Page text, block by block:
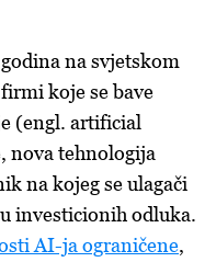
na svjetskom
koje se bave
(engl. artificial
nova tehnologija
na kojeg se ulagači
investicionih odluka.
AI-ja ograničene,